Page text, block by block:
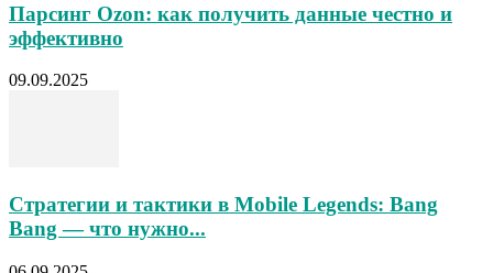
Парсинг Ozon: как получить данные честно и
эффективно
09.09.2025
Стратегии и тактики в Mobile Legends: Bang
Bang — что нужно...